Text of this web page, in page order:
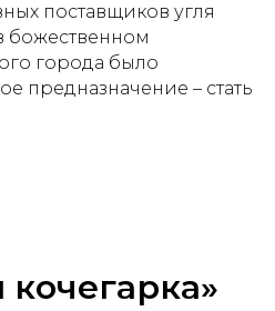
поставщиков угля
божественном
города было
предназначение – стать
кочегарка»